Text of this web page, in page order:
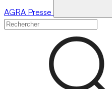
AGRA Presse